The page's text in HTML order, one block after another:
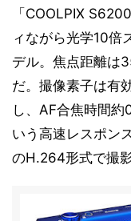
「COOLPIX
ィながら光学10倍
デル。焦点距離は
だ。撮像素子は有
し、AF合焦時間
いう高速レスポン
のH.264形式で撮影